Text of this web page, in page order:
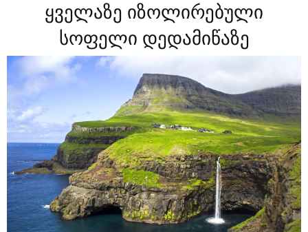
ყველაზე იზოლირებული
სოფელი დედამიწაზე